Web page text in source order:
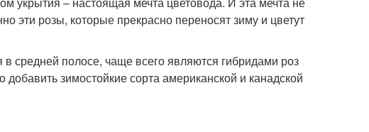
эти розы, которые прекрасно переносят зиму и цветут
средней полосе, чаще всего являются гибридами роз
зимостойкие сорта американской и канадской